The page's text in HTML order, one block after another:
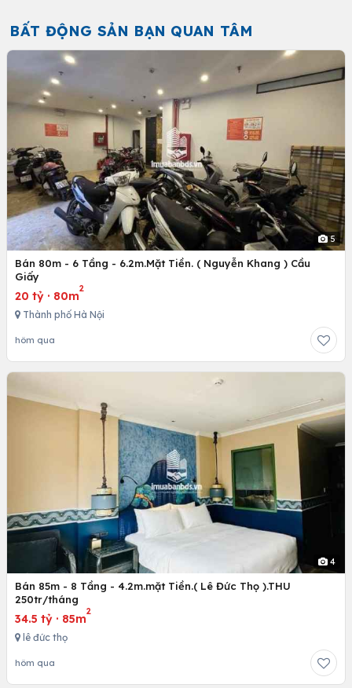
BẤT ĐỘNG SẢN BẠN QUAN TÂM
5
Bán 80m - 6 Tầng - 6.2m.Mặt Tiền. ( Nguyễn Khang ) Cầu
Giấy
20 tỷ · 80m
2
Thành phố Hà Nội
hôm qua
4
Bán 85m - 8 Tầng - 4.2m.mặt Tiền.( Lê Đức Thọ ).THU
250tr/tháng
34.5 tỷ · 85m
2
lê đức thọ
hôm qua